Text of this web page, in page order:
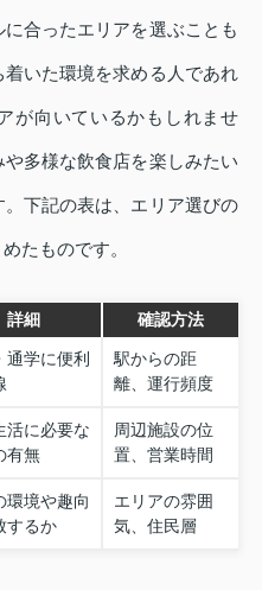
合ったエリアを選ぶことも
いた環境を求める人であれ
が向いているかもしれませ
多様な飲食店を楽しみたい
下記の表は、エリア選びの
たものです。
詳細 確認方法
通学に便利
駅からの距
離、運行頻度
活に必要な
有無
周辺施設の位
置、営業時間
環境や趣向
するか
エリアの雰囲
気、住民層